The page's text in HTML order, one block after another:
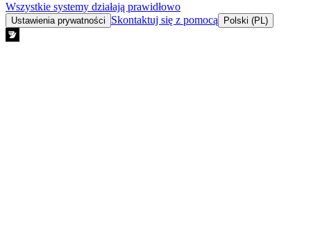
Wszystkie systemy działają prawidłowo
Ustawienia prywatności Skontaktuj się z pomocą Polski (PL)